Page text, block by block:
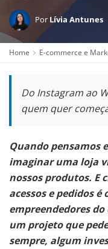
Por Lívia Antunes
Home E-commerce e
Do Instagram ao
quem quer
Quando pensamos
imaginar uma loja
nossos produtos. E
acessos e pedidos
empreendedores do
um projeto que
sempre, algum